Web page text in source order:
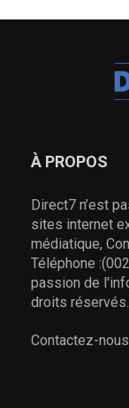
À PROPOS
Direct7 n’est
sites internet
médiatique,
Téléphone
passion de
droits réservés.
Contactez-